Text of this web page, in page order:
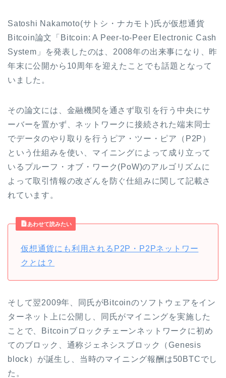
Satoshi Nakamoto(サトシ・ナカモト)氏が仮想通貨
Bitcoin論文「Bitcoin: A Peer-to-Peer Electronic Cash
System」を発表したのは、2008年の出来事になり、 昨
年末に公開から10周年を迎えたことでも話題となって
いました。
その論文には、金融機関を通さず取引を行う中央にサ
ーバーを置かず、ネットワークに接続された端末同士
でデータのやり取りを行うピア・ツー・ピア（P2P）
という仕組みを使い、マイニングによって成り立って
いるプルーフ・オブ・ワーク(PoW)のアルゴリズムに
よって取引情報の改ざんを防ぐ仕組みに関して記載さ
れています。
あわせて読みたい
仮想通貨にも利用されるP2P・P2Pネットワー
クとは？
そして翌2009年、同氏がBitcoinのソフトウェアをイン
ターネット上に公開し、同氏がマイニングを実施した
ことで、Bitcoinブロックチェーンネットワークに初め
てのブロック、通称ジェネシスブロック（Genesis
block）が誕生し、当時のマイニング報酬は50BTCでし
た。